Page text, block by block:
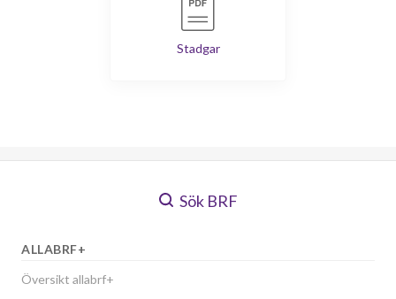
Stadgar
Sök BRF
ALLABRF+
Översikt allabrf+